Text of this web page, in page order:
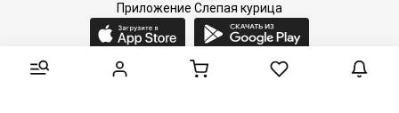
Приложение Слепая курица
2015-2026 © Слепая курица - fashion concept store.